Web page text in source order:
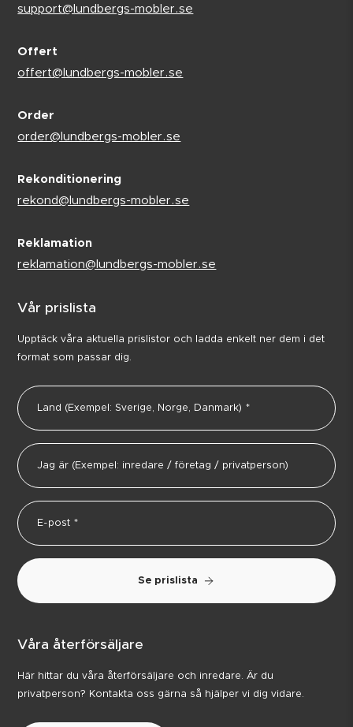
support@lundbergs-mobler.se
Offert
offert@lundbergs-mobler.se
Order
order@lundbergs-mobler.se
Rekonditionering
rekond@lundbergs-mobler.se
Reklamation
reklamation@lundbergs-mobler.se
Vår prislista
Upptäck våra aktuella prislistor och ladda enkelt ner dem i det
format som passar dig.
Se prislista
Våra återförsäljare
Här hittar du våra återförsäljare och inredare. Är du
privatperson? Kontakta oss gärna så hjälper vi dig vidare.